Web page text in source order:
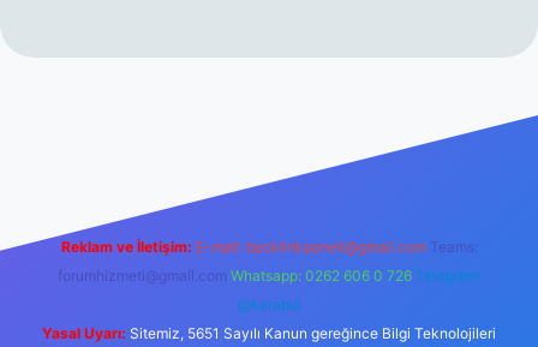
Betexper giriş adresi
Reklam ve İletişim: E-mail: backlinkpaneli@gmail.com Teams:
forumhizmeti@gmail.com Whatsapp: 0262 606 0 726 Telegram:
@karabul
Yasal Uyarı: Sitemiz, 5651 Sayılı Kanun gereğince Bilgi Teknolojileri